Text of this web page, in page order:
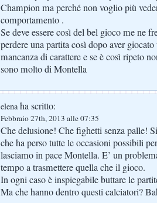
Champion ma perché non voglio più
comportamento .
Se deve essere così del bel gioco me ne
perdere una partita così dopo aver
mancanza di carattere e se è così ripeto
sono molto di Montella
elenaha scritto:
Febbraio 27th, 2013 alle 07:35
Che delusione! Che fighetti senza palle!
che ha perso tutte le occasioni possibili
lasciamo in pace Montella. E’ un
tempo a trasmettere quella che il gioco.
In ogni caso è inspiegabile buttare le
Ma che hanno dentro questi calciatori?